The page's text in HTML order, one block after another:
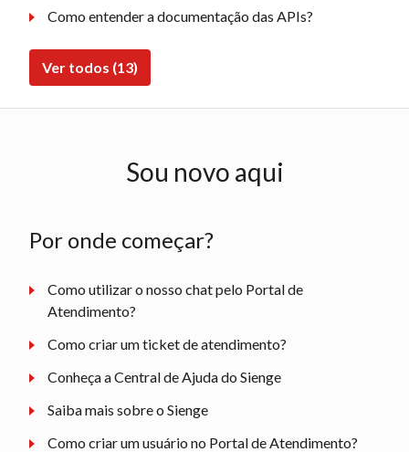
Como entender a documentação das APIs?
Ver todos (13)
Sou novo aqui
Por onde começar?
Como utilizar o nosso chat pelo Portal de
Atendimento?
Como criar um ticket de atendimento?
Conheça a Central de Ajuda do Sienge
Saiba mais sobre o Sienge
Como criar um usuário no Portal de Atendimento?